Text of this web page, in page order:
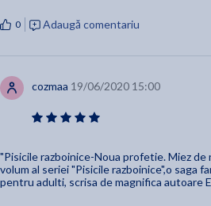
0 Adaugă comentariu
cozmaa 19/06/2020 15:00
"Pisicile razboinice-Noua profetie. Miez
volum al seriei "Pisicile razboinice",o saga
pentru adulti, scrisa de magnifica autoare